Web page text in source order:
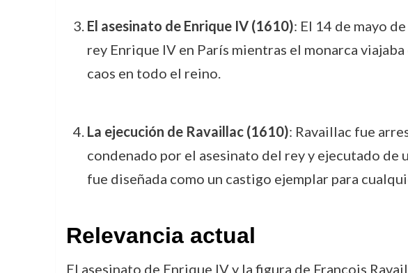
El asesinato de Enrique IV (1610): El 14 de mayo
rey Enrique IV en París mientras el monarca
caos en todo el reino.
La ejecución de Ravaillac (1610): Ravaillac fue
condenado por el asesinato del rey y ejecutado de
fue diseñada como un castigo ejemplar para
Relevancia actual
El asesinato de Enrique IV y la figura de François